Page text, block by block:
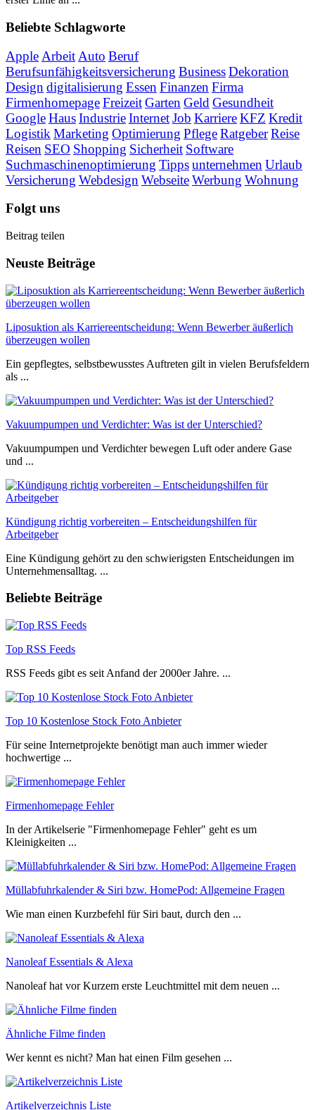
Beliebte Schlagworte
Apple Arbeit Auto Beruf
Berufsunfähigkeitsversicherung BusinessDekoration
Design digitalisierung Essen Finanzen Firma
FirmenhomepageFreizeitGarten Geld Gesundheit
GoogleHausIndustrieInternetJob KarriereKFZ Kredit
Logistik Marketing Optimierung PflegeRatgeberReise
Reisen SEO Shopping Sicherheit Software
Suchmaschinenoptimierung Tippsunternehmen Urlaub
Versicherung Webdesign WebseiteWerbung Wohnung
Folgt uns
Beitrag teilen
Neuste Beiträge
Liposuktion als Karriereentscheidung: Wenn Bewerber äußerlich
überzeugen wollen
Ein gepflegtes, selbstbewusstes Auftreten gilt in vielen Berufsfeldern
als ...
Vakuumpumpen und Verdichter: Was ist der Unterschied?
Vakuumpumpen und Verdichter bewegen Luft oder andere Gase
und ...
Kündigung richtig vorbereiten – Entscheidungshilfen für
Arbeitgeber
Eine Kündigung gehört zu den schwierigsten Entscheidungen im
Unternehmensalltag. ...
Beliebte Beiträge
Top RSS Feeds
RSS Feeds gibt es seit Anfand der 2000er Jahre. ...
Top 10 Kostenlose Stock Foto Anbieter
Für seine Internetprojekte benötigt man auch immer wieder
hochwertige ...
Firmenhomepage Fehler
In der Artikelserie "Firmenhomepage Fehler" geht es um
Kleinigkeiten ...
Müllabfuhrkalender & Siri bzw. HomePod: Allgemeine Fragen
Wie man einen Kurzbefehl für Siri baut, durch den ...
Nanoleaf Essentials & Alexa
Nanoleaf hat vor Kurzem erste Leuchtmittel mit dem neuen ...
Ähnliche Filme finden
Wer kennt es nicht? Man hat einen Film gesehen ...
Artikelverzeichnis Liste